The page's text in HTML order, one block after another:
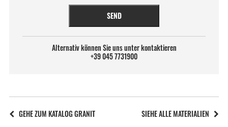
SEND
Alternativ können Sie uns unter kontaktieren
+39 045 7731900
GEHE ZUM KATALOG GRANIT SIEHE ALLE MATERIALIEN